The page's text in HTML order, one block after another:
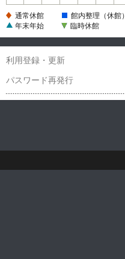
館
休
休
通常休館
館内整理（休館）
年末年始
臨時休館
利用登録・更新
パスワード再発行